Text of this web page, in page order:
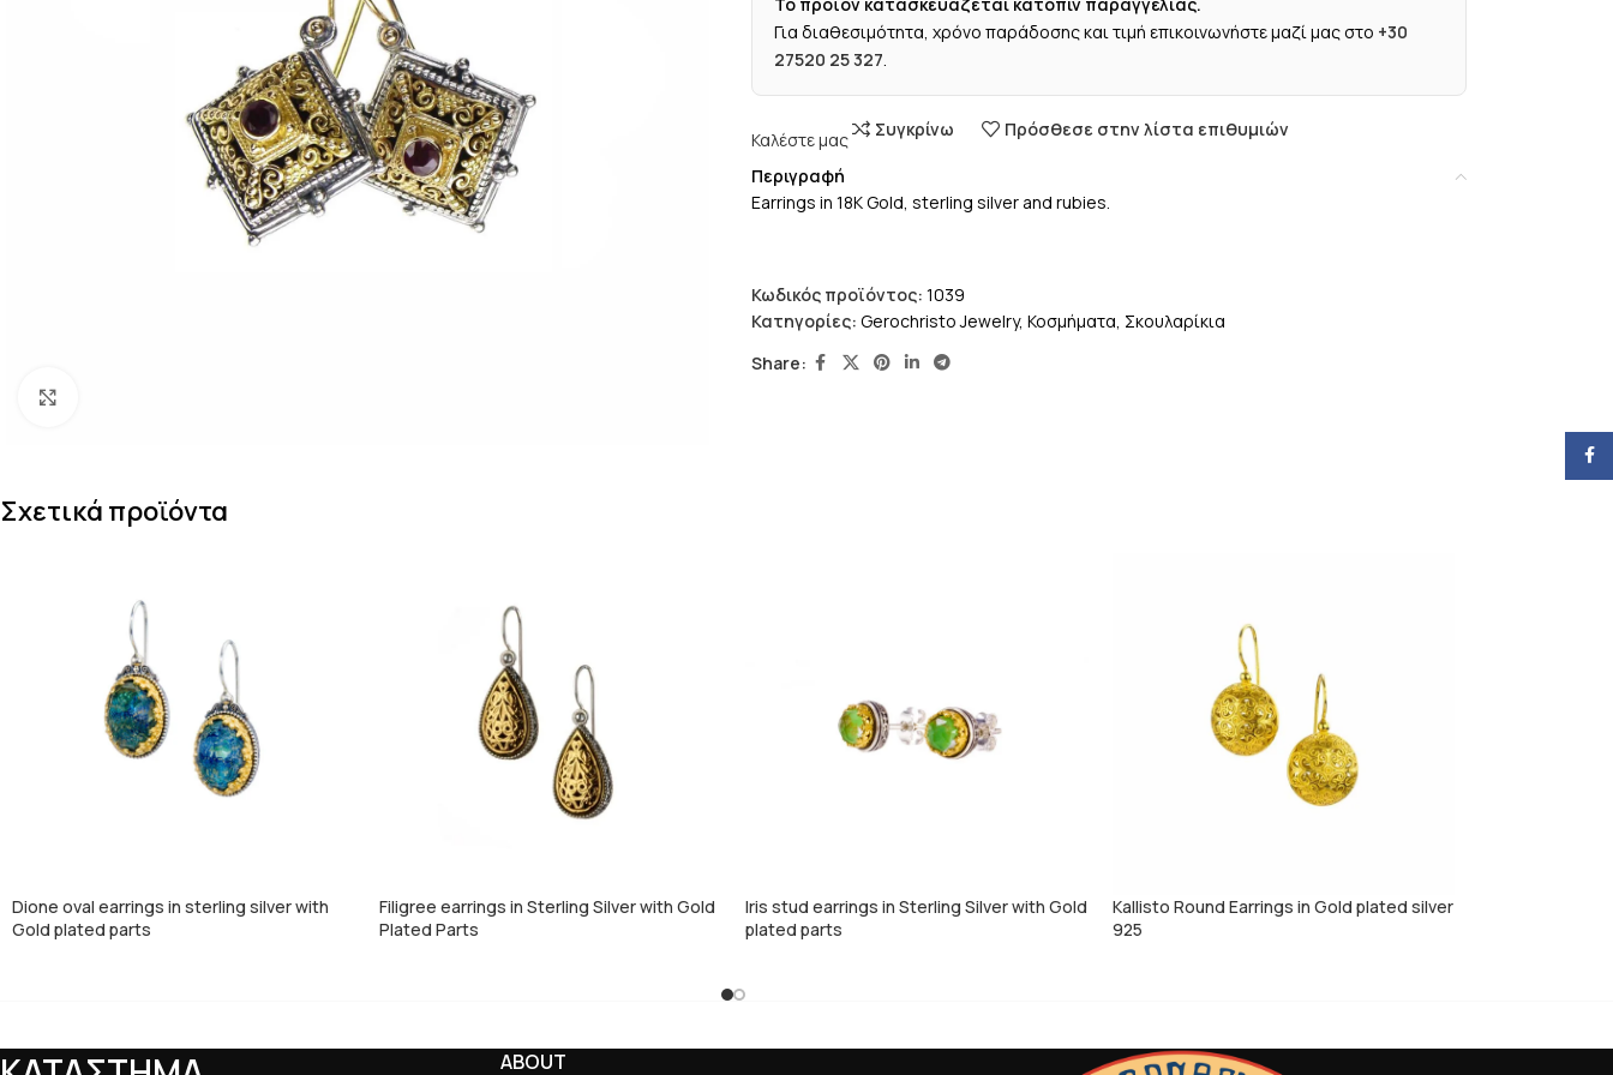
Για διαθεσιμότητα, χρόνο παράδοσης και τιμή επικοινωνήστε μαζί μας στο +30
27520 25 327.
Καλέστε μας Συγκρίνω Πρόσθεσε στην λίστα επιθυμιών
Περιγραφή
Earrings in 18K Gold, sterling silver and rubies.
Κωδικός προϊόντος: 1039
Κατηγορίες: Gerochristo Jewelry, Κοσμήματα, Σκουλαρίκια
Share:
Σχετικά προϊόντα
Dione oval earrings in sterling silver with
Gold plated parts
Filigree earrings in Sterling Silver with Gold
Plated Parts
Iris stud earrings in Sterling Silver with Gold
plated parts
Kallisto Round Earrings in Gold plated silver
925
ABOUT